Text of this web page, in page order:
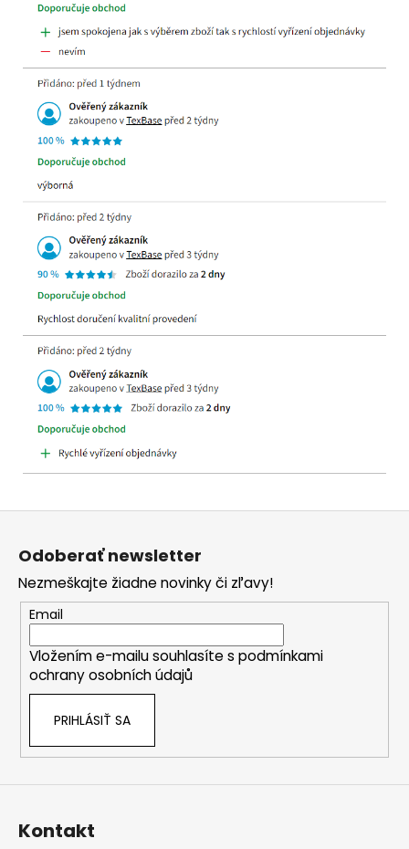
Z
Odoberať newsletter
Nezmeškajte žiadne novinky či zľavy!
Email
Vložením e-mailu souhlasíte s podmínkami
ochrany osobních údajů
PRIHLÁSIŤ SA
Kontakt